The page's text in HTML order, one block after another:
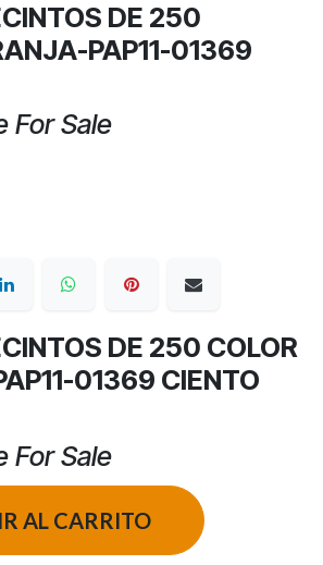
DE 250
PAP11-01369
For Sale
DE 250 COLOR
01369 CIENTO
For Sale
AL CARRITO